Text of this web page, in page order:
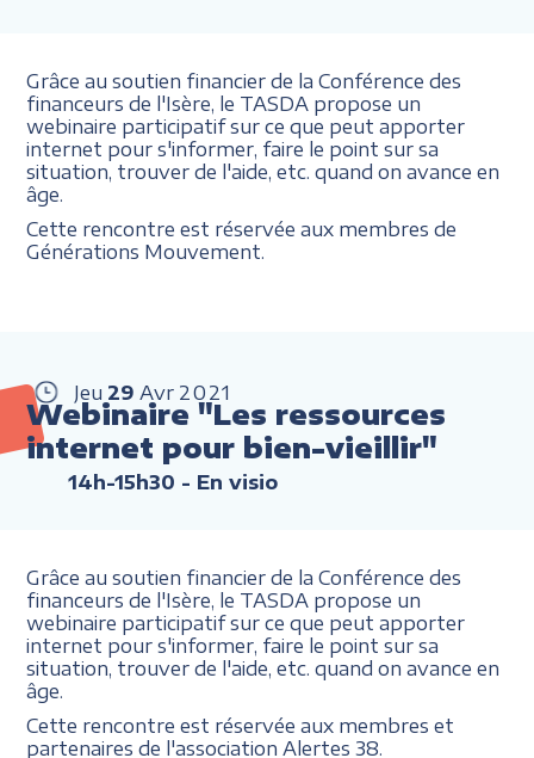
Grâce au soutien financier de la Conférence des
financeurs de l'Isère, le TASDA propose un
webinaire participatif sur ce que peut apporter
internet pour s'informer, faire le point sur sa
situation, trouver de l'aide, etc. quand on avance en
âge.
Cette rencontre est réservée aux membres de
Générations Mouvement.
Jeu 29 Avr 2021
Webinaire "Les ressources
internet pour bien-vieillir"
14h-15h30 - En visio
Grâce au soutien financier de la Conférence des
financeurs de l'Isère, le TASDA propose un
webinaire participatif sur ce que peut apporter
internet pour s'informer, faire le point sur sa
situation, trouver de l'aide, etc. quand on avance en
âge.
Cette rencontre est réservée aux membres et
partenaires de l'association Alertes 38.